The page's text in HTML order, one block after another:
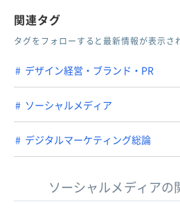
関連タグ
タグをフォローすると最新情報が表示さ
デザイン経営・ブランド・PR
ソーシャルメディア
デジタルマーケティング総論
ソーシャルメディアの